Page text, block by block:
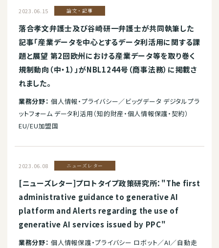
2023.06.15 論文・記事
落合孝文弁護士及び谷崎研一弁護士が共同執筆した
記事「産業データを中心とするデータ利活用に関する課
題と展望 第2回欧州における産業データ等を取り巻く
規制動向（中・1）」がNBL1244号（商事法務）に掲載さ
れました。
業務分野： 個人情報・プライバシー／ビッグデータ デジタルプラ
ットフォーム データ利活用（知的財産・個人情報保護・契約）
EU/EU加盟国
2023.06.08 ニューズレター
[ニューズレター]プロトタイプ政策研究所："The first
administrative guidance to generative AI
platform and Alerts regarding the use of
generative AI services issued by PPC"
業務分野： 個人情報保護・プライバシー ロボット／AI／自動走